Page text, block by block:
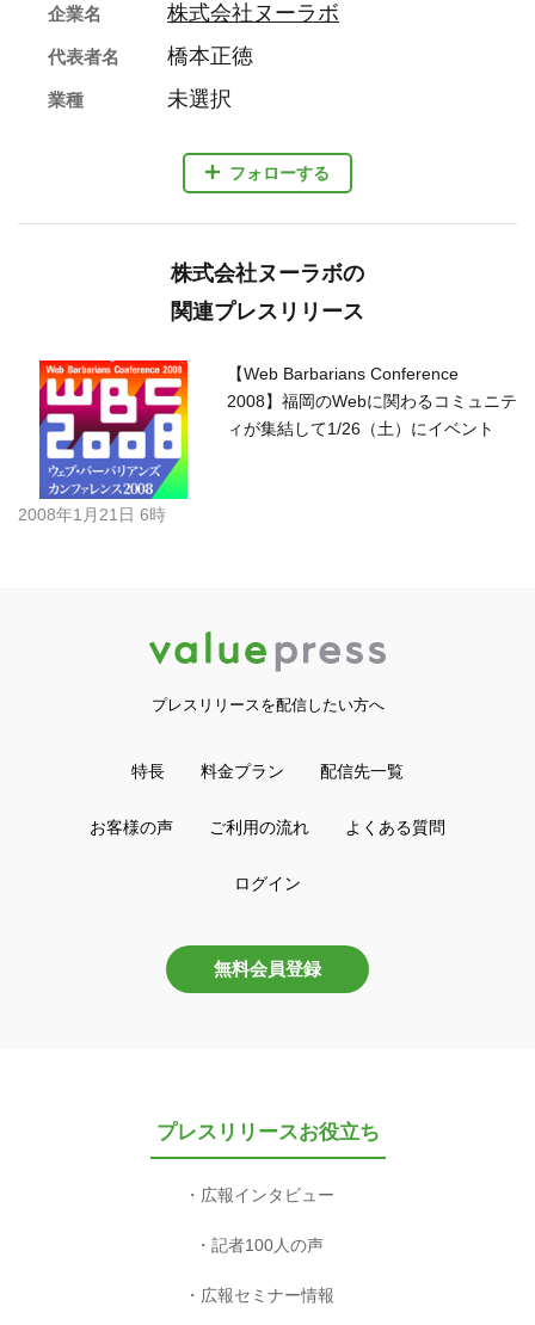
フォローする
企業名 株式会社ヌーラボ
代表者名 橋本正徳
業種 未選択
株式会社ヌーラボの
関連プレスリリース
【Web Barbarians Conference
2008】福岡のWebに関わるコミュニテ
ィが集結して1/26（土）にイベント
2008年1月21日 6時
プレスリリースを配信したい方へ
特長 料金プラン 配信先一覧
お客様の声 ご利用の流れ よくある質問
ログイン
無料会員登録
プレスリリースお役立ち
広報インタビュー
記者100人の声
広報セミナー情報